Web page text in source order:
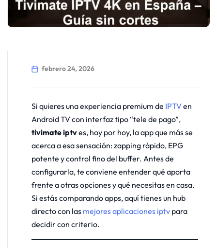
febrero 24, 2026
Si quieres una experiencia premium de IPTVen
Android TV con interfaz tipo “tele de pago”,
tivimate iptves, hoy por hoy, la app que más se
acerca a esa sensación: zapping rápido, EPG
potente y control fino del buffer. Antes de
configurarla, te conviene entender qué aporta
frente a otras opciones y qué necesitas en casa.
Si estás comparando apps, aquí tienes un hub
directo con las mejores aplicaciones iptv para
decidir con criterio.